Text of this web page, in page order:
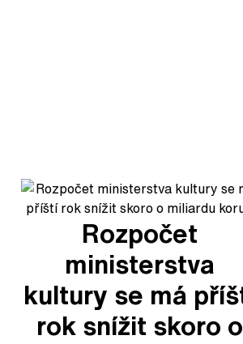
Rozpočet
ministerstva
kultury se má
rok snížit skoro o